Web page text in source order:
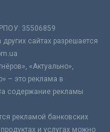
35506859
сайтах разрешается
«Актуально»,
– это реклама в
содержание рекламы
рекламой банковских
и услугах можно